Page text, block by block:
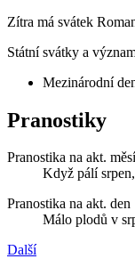
Zítra má svátek
Státní svátky a
Mezinárodní
Pranostiky
Pranostika na akt.
Když pálí
Pranostika na akt. den
Málo plodů v
Další